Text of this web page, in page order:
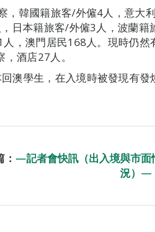
，韓國籍旅客/外僱4人，意大利
日本籍旅客/外僱3人，波蘭籍
，澳門居民168人。現時仍然
酒店27人。
澳學生，在入境時被發現有發
—記者會快訊（出入境與市面
況）—